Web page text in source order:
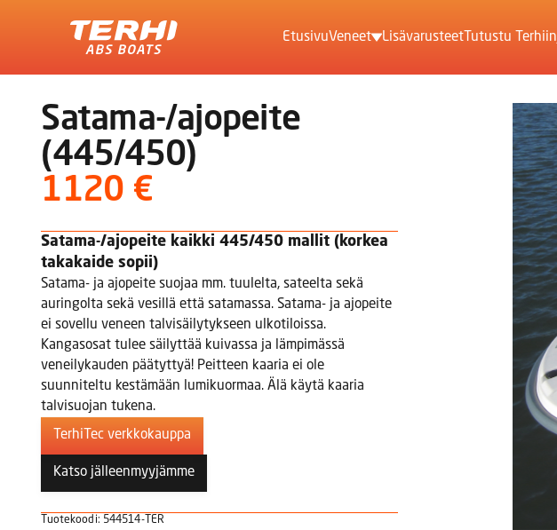
EtusivuVeneet Lisävarusteet Tutustu Terhiin
Satama-/ajopeite
(445/450)
1120 €
Satama-/ajopeite kaikki 445/450 mallit (korkea
takakaide sopii)
Satama- ja ajopeite suojaa mm. tuulelta, sateelta sekä
auringolta sekä vesillä että satamassa. Satama- ja ajopeite
ei sovellu veneen talvisäilytykseen ulkotiloissa.
Kangasosat tulee säilyttää kuivassa ja lämpimässä
veneilykauden päätyttyä! Peitteen kaaria ei ole
suunniteltu kestämään lumikuormaa. Älä käytä kaaria
talvisuojan tukena.
TerhiTec verkkokauppa
Katso jälleenmyyjämme
Tuotekoodi: 544514-TER